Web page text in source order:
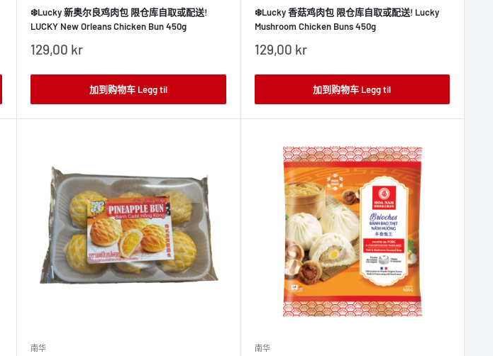
❄️Lucky 新奥尔良鸡肉包 限仓库自取或配送!
LUCKY New Orleans Chicken Bun 450g
销
价
129,00 kr
加到购物车 Legg til
❄️Lucky 香菇鸡肉包 限仓库自取或配送! Lucky
Mushroom Chicken Buns 450g
销
价
129,00 kr
加到购物车 Legg til
南华 南华